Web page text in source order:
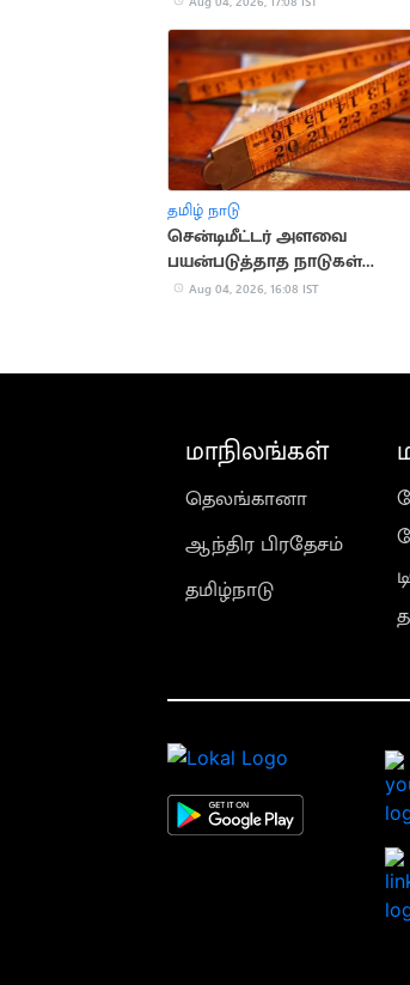
தமிழ் நாடு
சென்டிமீட்டர் அளவை
பயன்படுத்தாத நாடுகள்
தெரியுமா?
Aug 04, 2026, 16:08 IST
மாநிலங்கள்
தெலங்கானா
ஆந்திர பிரதேசம்
தமிழ்நாடு